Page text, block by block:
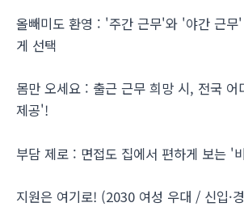
올빼미도 환영 : '주간 근무'와 '야간 근무
게 선택
몸만 오세요 : 출근 근무 희망 시, 전국 어
제공'!
부담 제로 : 면접도 집에서 편하게 보는 '
지원은 여기로! (2030 여성 우대 / 신입·